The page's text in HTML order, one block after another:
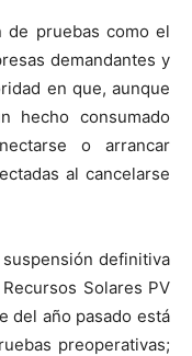
de pruebas como el
demandantes y
en que, aunque
hecho consumado
o arrancar
al cancelarse
definitiva
Solares PV
del año pasado está
preoperativas;